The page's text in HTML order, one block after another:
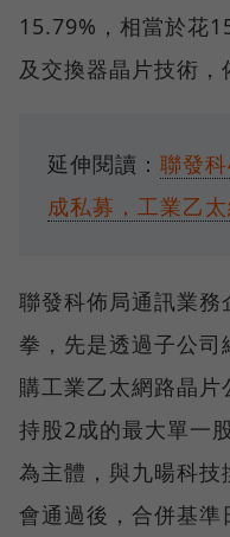
15.79%，相當於花
及交換器晶片技術，
延伸閱讀： 聯發
成私募，工業乙
聯發科佈局通訊業
拳，先是透過子公
購工業乙太網路晶
持股2成的最大單一
為主體，與九暘科
會通過後，合併基